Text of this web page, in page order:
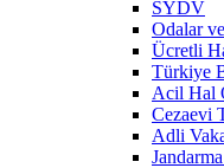
SYDV
Odalar
Ücretli
Türkiye
Acil Hal
Cezaevi
Adli